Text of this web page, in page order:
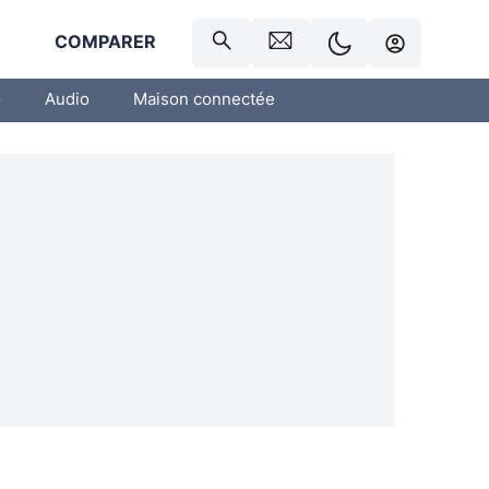
COMPARER
Audio Maison connectée